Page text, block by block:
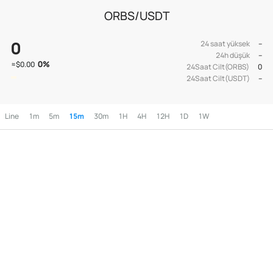
ORBS/USDT
0
≈$0.00 0%
24 saat yüksek
--
24h düşük
--
24Saat Cilt(ORBS)
0
24Saat Cilt(USDT)
--
Line 1m 5m 15m 30m 1H 4H 12H 1D 1W